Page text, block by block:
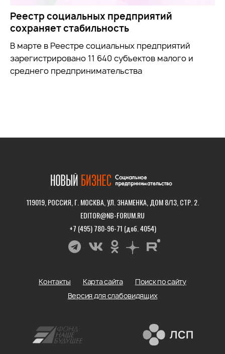
Реестр социальных предприятий
сохраняет стабильность
В марте в Реестре социальных предприятий
зарегистрировано 11 640 субъектов малого и
среднего предпринимательства
119019, РОССИЯ, Г. МОСКВА, УЛ. ЗНАМЕНКА, ДОМ 8/13, СТР. 2.
EDITOR@NB-FORUM.RU
+7 (495) 780-96-71 (доб. 4054)
Контакты Карта сайта
Поиск по сайту
Версия для слабовидящих